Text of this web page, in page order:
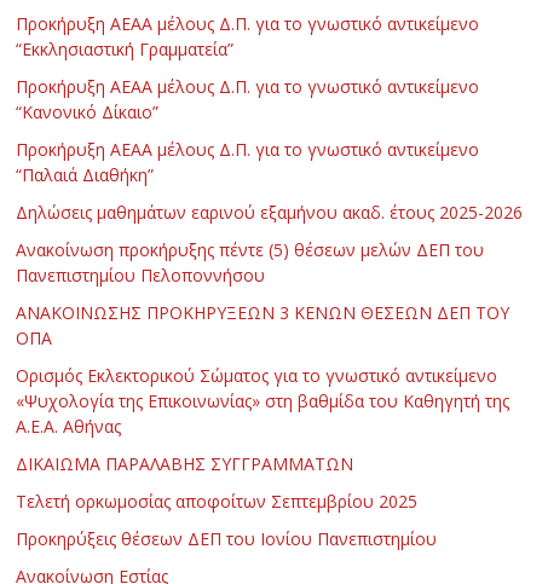
Προκήρυξη ΑΕΑΑ μέλους Δ.Π. για το γνωστικό αντικείμενο
“Εκκλησιαστική Γραμματεία”
Προκήρυξη ΑΕΑΑ μέλους Δ.Π. για το γνωστικό αντικείμενο
“Κανονικό Δίκαιο”
Προκήρυξη ΑΕΑΑ μέλους Δ.Π. για το γνωστικό αντικείμενο
“Παλαιά Διαθήκη”
Δηλώσεις μαθημάτων εαρινού εξαμήνου ακαδ. έτους 2025-2026
Ανακοίνωση προκήρυξης πέντε (5) θέσεων μελών ΔΕΠ του
Πανεπιστημίου Πελοποννήσου
ΑΝΑΚΟΙΝΩΣΗΣ ΠΡΟΚΗΡΥΞΕΩΝ 3 ΚΕΝΩΝ ΘΕΣΕΩΝ ΔΕΠ ΤΟΥ
ΟΠΑ
Ορισμός Εκλεκτορικού Σώματος για το γνωστικό αντικείμενο
«Ψυχολογία της Επικοινωνίας» στη βαθμίδα του Καθηγητή της
Α.Ε.Α. Αθήνας
ΔΙΚΑΙΩΜΑ ΠΑΡΑΛΑΒΗΣ ΣΥΓΓΡΑΜΜΑΤΩΝ
Τελετή ορκωμοσίας αποφοίτων Σεπτεμβρίου 2025
Προκηρύξεις θέσεων ΔΕΠ του Ιονίου Πανεπιστημίου
Ανακοίνωση Εστίας